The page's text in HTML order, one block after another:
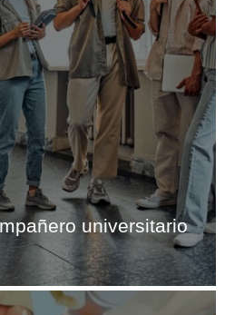
universitario